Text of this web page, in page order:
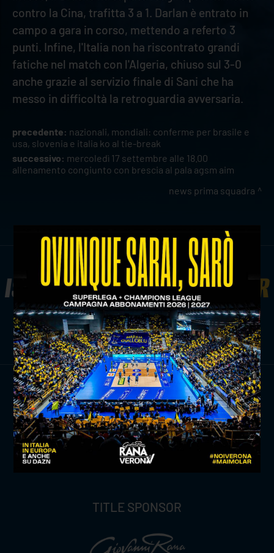
contro la Cina, trafitta 3 a 1. Darlan è entrato in
campo a gara in corso, mettendo a referto 3
punti. Infine, l'Italia non ha riscontrato grandi
fatiche nel match con l'Algeria, chiuso sul 3-0
anche grazie al servizio finale di Sani che ha
messo in difficoltà la retroguardia avversaria.
precedente: nazionali, mondiali: conferme per brasile e
usa, slovenia e italia ko al tie-break
successivo: mercoledì 17 settembre alle 18.00
allenamento congiunto con brescia al pala agsm aim
news prima squadra
ISCRIVITI ALLANEWSLETTER
ISCRIVITI ORA
TITLE SPONSOR